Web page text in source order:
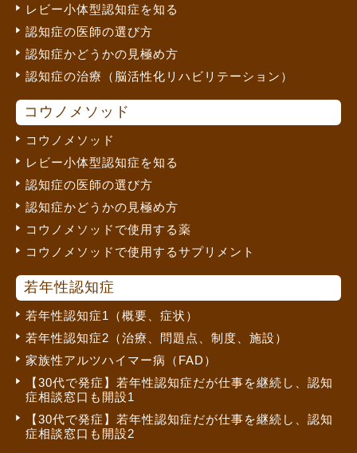
レビー小体型認知症を知る
認知症の医師の選び方
認知症かどうかの見極め方
認知症の治療（脳活性化リハビリテーション）
コウノメソッド
コウノメソッド
レビー小体型認知症を知る
認知症の医師の選び方
認知症かどうかの見極め方
コウノメソッドで使用する薬
コウノメソッドで使用するサプリメント
若年性認知症
若年性認知症1（概要、症状）
若年性認知症2（治療、問題点、制度、施設）
家族性アルツハイマー病（FAD）
【30代で発症】若年性認知症だが仕事を継続し、認知
症相談窓口も開設1
【30代で発症】若年性認知症だが仕事を継続し、認知
症相談窓口も開設2